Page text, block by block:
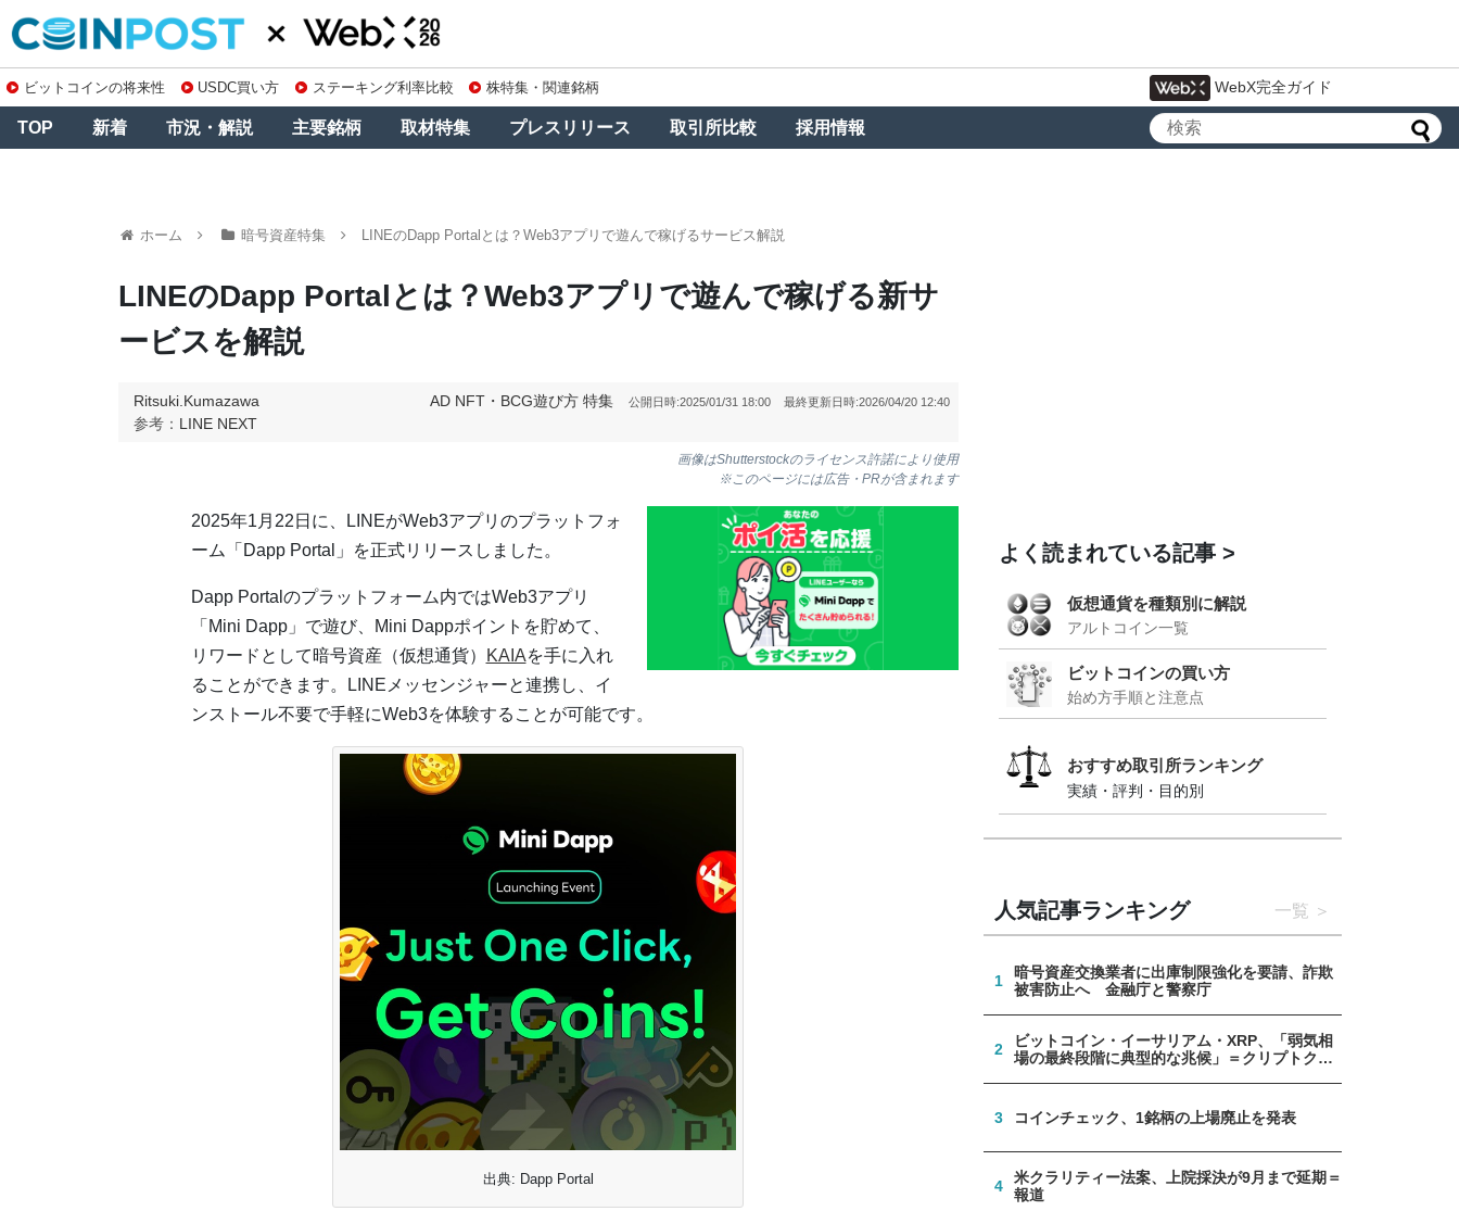
ビットコインの将来性 USDC買い方 ステーキング利率比較 株特集・関連銘柄 WebX完全ガイド
TOP 新着 市況・解説 主要銘柄 取材特集 プレスリリース 取引所比較 採用情報
ホーム 暗号資産特集 LINEのDapp Portalとは？Web3アプリで遊んで稼げるサービス解説
LINEのDapp Portalとは？Web3アプリで遊んで稼げる新サ
ービスを解説
Ritsuki.Kumazawa
参考： LINE NEXT
AD NFT・BCG遊び方 特集 公開日時:2025/01/31 18:00 最終更新日時:2026/04/20 12:40
画像はShutterstockのライセンス許諾により使用
※このページには広告・PRが含まれます
2025年1月22日に、LINEがWeb3アプリのプラットフォ
ーム「Dapp Portal」を正式リリースしました。
Dapp Portalのプラットフォーム内ではWeb3アプリ
「Mini Dapp」で遊び、Mini Dappポイントを貯めて、
リワードとして暗号資産（仮想通貨）
KAIAを手に入れ
ることができます。LINEメッセンジャーと連携し、イ
ンストール不要で手軽にWeb3を体験することが可能です。
出典: Dapp Portal
よく読まれている記事
仮想通貨を種類別に解説
アルトコイン一覧
ビットコインの買い方
始め方手順と注意点
おすすめ取引所ランキング
実績・評判・目的別
人気記事ランキング 一覧
1
暗号資産交換業者に出庫制限強化を要請、詐欺
被害防止へ 金融庁と警察庁
2
ビットコイン・イーサリアム・XRP、「弱気相
場の最終段階に典型的な兆候」＝クリプトクア
3 コインチェック、1銘柄の上場廃止を発表
4
米クラリティー法案、上院採決が9月まで延期＝
報道